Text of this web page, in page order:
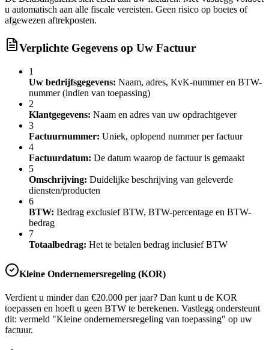
u automatisch aan alle fiscale vereisten. Geen risico op boetes of
afgewezen aftrekposten.
Verplichte Gegevens op Uw Factuur
1
Uw bedrijfsgegevens: Naam, adres, KvK-nummer en BTW-
nummer (indien van toepassing)
2
Klantgegevens: Naam en adres van uw opdrachtgever
3
Factuurnummer: Uniek, oplopend nummer per factuur
4
Factuurdatum: De datum waarop de factuur is gemaakt
5
Omschrijving: Duidelijke beschrijving van geleverde
diensten/producten
6
BTW: Bedrag exclusief BTW, BTW-percentage en BTW-
bedrag
7
Totaalbedrag: Het te betalen bedrag inclusief BTW
Kleine Ondernemersregeling (KOR)
Verdient u minder dan €20.000 per jaar? Dan kunt u de KOR
toepassen en hoeft u geen BTW te berekenen. Vastlegg ondersteunt
dit: vermeld "Kleine ondernemersregeling van toepassing" op uw
factuur.